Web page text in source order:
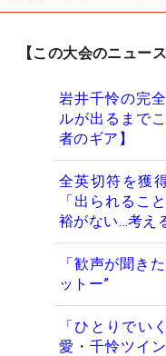
【この大会のニュース
岩井千怜の完
ルが出るまで
者のギア】
全英切符を獲
「出られるこ
裕がない…考え
「歓声が聞き
ットー”
「ひとりで
愛・千怜ツイ